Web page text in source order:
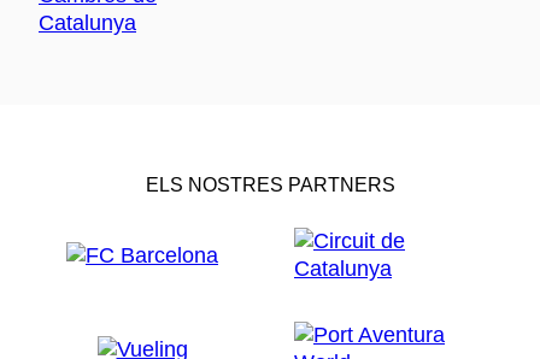
ELS NOSTRES PARTNERS